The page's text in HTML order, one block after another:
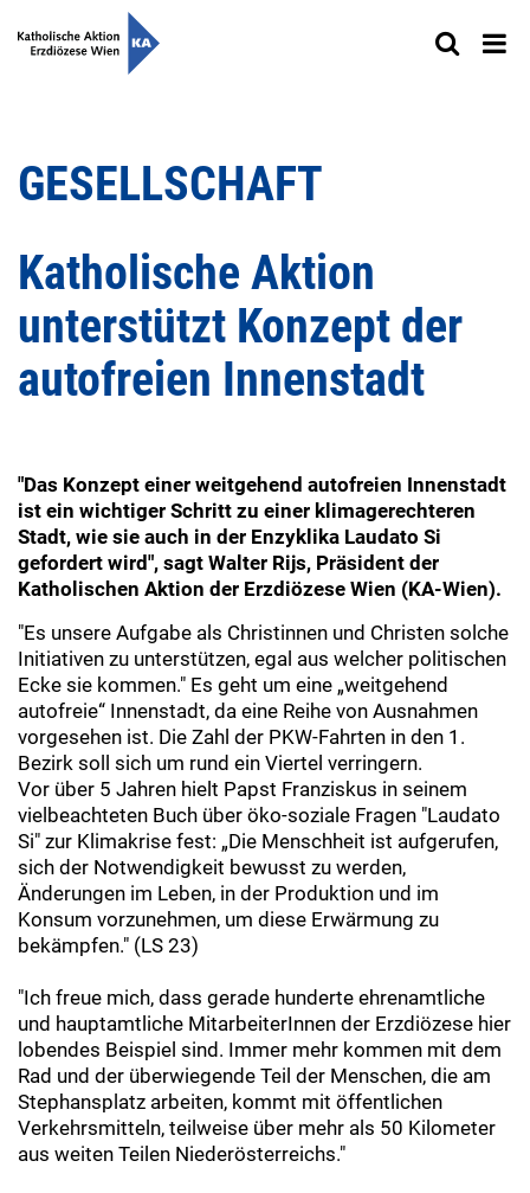
GESELLSCHAFT
Katholische Aktion
unterstützt Konzept der
autofreien Innenstadt
"Das Konzept einer weitgehend autofreien Innenstadt
ist ein wichtiger Schritt zu einer klimagerechteren
Stadt, wie sie auch in der Enzyklika Laudato Si
gefordert wird", sagt Walter Rijs, Präsident der
Katholischen Aktion der Erzdiözese Wien (KA-Wien).
"Es unsere Aufgabe als Christinnen und Christen solche
Initiativen zu unterstützen, egal aus welcher politischen
Ecke sie kommen." Es geht um eine „weitgehend
autofreie“ Innenstadt, da eine Reihe von Ausnahmen
vorgesehen ist. Die Zahl der PKW-Fahrten in den 1.
Bezirk soll sich um rund ein Viertel verringern.
Vor über 5 Jahren hielt Papst Franziskus in seinem
vielbeachteten Buch über öko-soziale Fragen "Laudato
Si" zur Klimakrise fest: „Die Menschheit ist aufgerufen,
sich der Notwendigkeit bewusst zu werden,
Änderungen im Leben, in der Produktion und im
Konsum vorzunehmen, um diese Erwärmung zu
bekämpfen." (LS 23)
"Ich freue mich, dass gerade hunderte ehrenamtliche
und hauptamtliche MitarbeiterInnen der Erzdiözese hier
lobendes Beispiel sind. Immer mehr kommen mit dem
Rad und der überwiegende Teil der Menschen, die am
Stephansplatz arbeiten, kommt mit öffentlichen
Verkehrsmitteln, teilweise über mehr als 50 Kilometer
aus weiten Teilen Niederösterreichs."